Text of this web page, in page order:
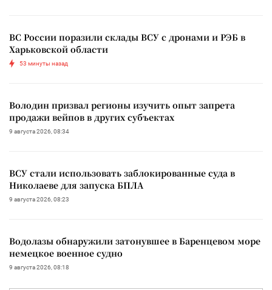
ВС России поразили склады ВСУ с дронами и РЭБ в
Харьковской области
53 минуты назад
Володин призвал регионы изучить опыт запрета
продажи вейпов в других субъектах
9 августа 2026, 08:34
ВСУ стали использовать заблокированные суда в
Николаеве для запуска БПЛА
9 августа 2026, 08:23
Водолазы обнаружили затонувшее в Баренцевом море
немецкое военное судно
9 августа 2026, 08:18